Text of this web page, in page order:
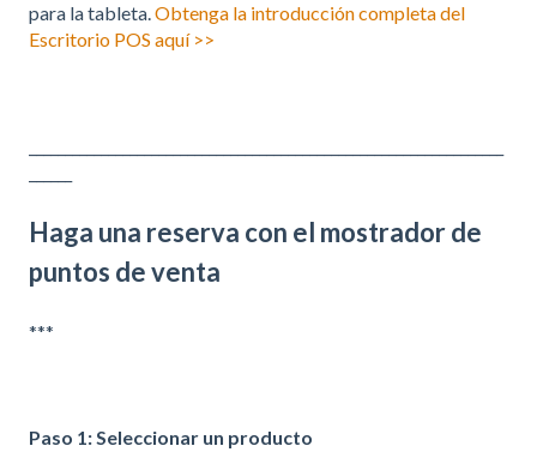
para la tableta.Obtenga la introducción completa del
Escritorio POS aquí >>
Haga una reserva con el mostrador de
puntos de venta
***
Paso 1: Seleccionar un producto